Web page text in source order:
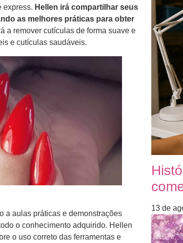
express. Hellen irá compartilhar seus
as melhores práticas para obter
a remover cutículas de forma suave e
e cutículas saudáveis.
a aulas práticas e demonstrações
o conhecimento adquirido. Hellen
o uso correto das ferramentas e
13 de